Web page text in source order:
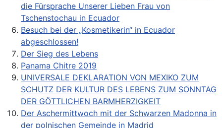
die Fürsprache Unserer Lieben Frau von
Tschenstochau in Ecuador
Besuch bei der „Kosmetikerin“ in Ecuador
abgeschlossen!
Der Sieg des Lebens
Panama Chitre 2019
UNIVERSALE DEKLARATION VON MEXIKO ZUM
SCHUTZ DER KULTUR DES LEBENS ZUM SONNTAG
DER GÖTTLICHEN BARMHERZIGKEIT
Der Aschermittwoch mit der Schwarzen Madonna in
der polnischen Gemeinde in Madrid